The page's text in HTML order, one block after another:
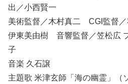
出／小西賢一
美術監督／木村真二 CGI監督
伊東美由樹 音響監督／笠松広
子
音楽 久石譲
主題歌 米津玄師「海の幽霊」（